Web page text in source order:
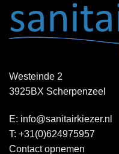
Westeinde 2
3925BX Scherpenzeel
E: info@sanitairkiezer.nl
T: +31(0)624975957
Contact opnemen